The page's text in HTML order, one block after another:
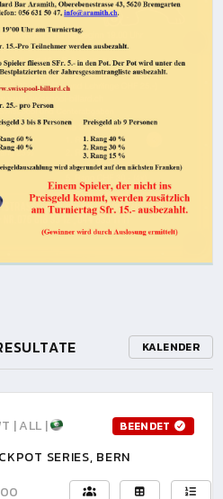
KALENDER
| ALL | BEENDET
SERIES, BERN